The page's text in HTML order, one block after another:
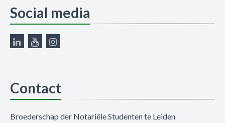
Social media
Contact
Broederschap der Notariële Studenten te Leiden